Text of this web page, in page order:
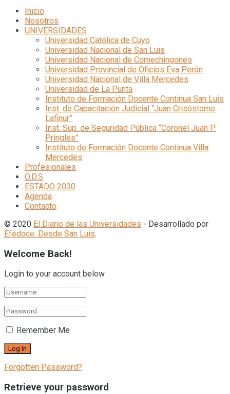
Inicio
Nosotros
UNIVERSIDADES
Universidad Católica de Cuyo
Universidad Nacional de San Luis
Universidad Nacional de Comechingones
Universidad Provincial de Oficios Eva Perón
Universidad Nacional de Villa Mercedes
Universidad de La Punta
Instituto de Formación Docente Continua San Luis
Inst. de Capacitación Judicial “Juan Crisóstomo
Lafinur”
Inst. Sup. de Seguridad Pública “Coronel Juan P.
Pringles”
Instituto de Formación Docente Continua Villa
Mercedes
Profesionales
O.D.S
ESTADO 2030
Agenda
Contacto
© 2020 El Diario de las Universidades - Desarrollado por
Efedoce. Desde San Luis.
Welcome Back!
Login to your account below
Remember Me
Forgotten Password?
Retrieve your password